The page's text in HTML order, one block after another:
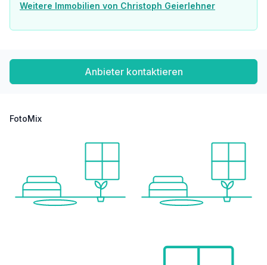
Weitere Immobilien von Christoph Geierlehner
Anbieter kontaktieren
FotoMix